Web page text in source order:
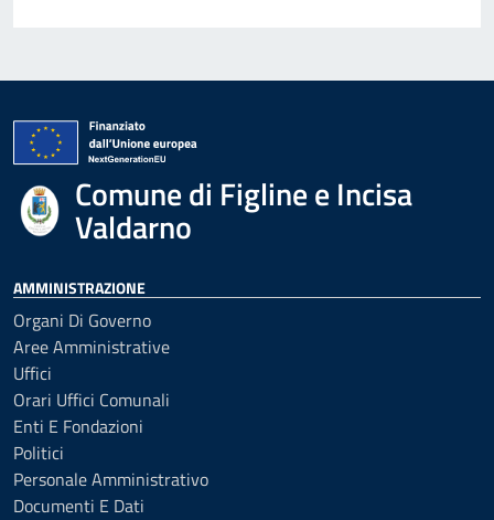
Comune di Figline e Incisa
Valdarno
AMMINISTRAZIONE
Organi Di Governo
Aree Amministrative
Uffici
Orari Uffici Comunali
Enti E Fondazioni
Politici
Personale Amministrativo
Documenti E Dati